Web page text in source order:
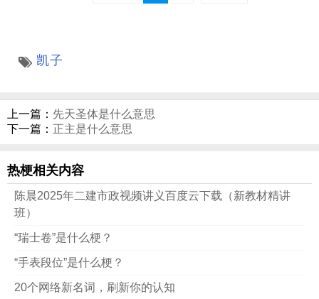
凯子
上一篇： 先天圣体是什么意思
下一篇： 正主是什么意思
热梗相关内容
陈晨2025年二建市政视频讲义百度云下载（新教材精讲
班）
“瑞士卷”是什么梗？
“手表段位”是什么梗？
20个网络新名词，刷新你的认知